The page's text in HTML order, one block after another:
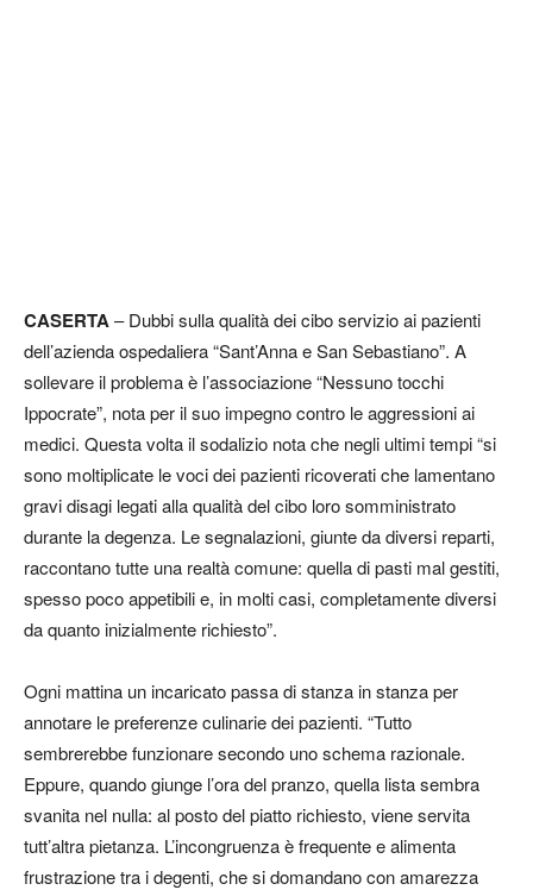
CASERTA– Dubbi sulla qualità dei cibo servizio ai pazienti
dell’azienda ospedaliera “Sant’Anna e San Sebastiano”. A
sollevare il problema è l’associazione “Nessuno tocchi
Ippocrate”, nota per il suo impegno contro le aggressioni ai
medici. Questa volta il sodalizio nota che negli ultimi tempi “si
sono moltiplicate le voci dei pazienti ricoverati che lamentano
gravi disagi legati alla qualità del cibo loro somministrato
durante la degenza. Le segnalazioni, giunte da diversi reparti,
raccontano tutte una realtà comune: quella di pasti mal gestiti,
spesso poco appetibili e, in molti casi, completamente diversi
da quanto inizialmente richiesto”.
Ogni mattina un incaricato passa di stanza in stanza per
annotare le preferenze culinarie dei pazienti. “Tutto
sembrerebbe funzionare secondo uno schema razionale.
Eppure, quando giunge l’ora del pranzo, quella lista sembra
svanita nel nulla: al posto del piatto richiesto, viene servita
tutt’altra pietanza. L’incongruenza è frequente e alimenta
frustrazione tra i degenti, che si domandano con amarezza